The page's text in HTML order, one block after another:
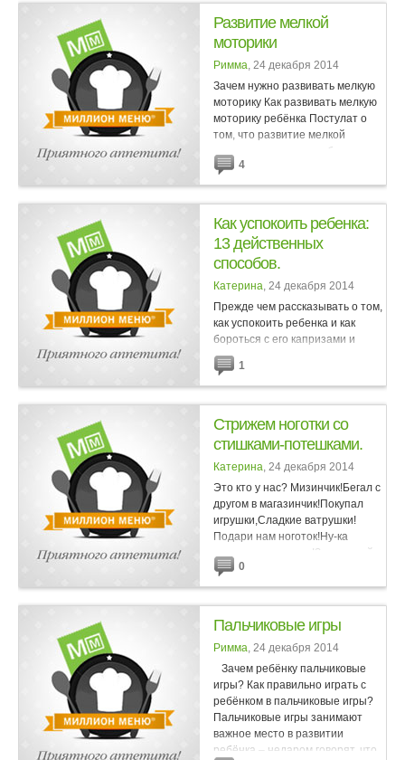
Развитие мелкой
моторики
Римма, 24 декабря 2014
Зачем нужно развивать мелкую
моторику Как развивать мелкую
моторику ребёнка Постулат о
том, что развитие мелкой
моторики важно для общего
развития ребёнка, известен
всем. Впрочем, это ещё ничего...
4
Как успокоить ребенка:
13 действенных
способов.
Катерина, 24 декабря 2014
Прежде чем рассказывать о том,
как успокоить ребенка и как
бороться с его капризами и
истериками, хочу напомнить
главное: ребенок имеет право
плакать, когда ему грустно, когда
он устал, обижен или...
1
Стрижем ноготки со
стишками-потешками.
Катерина, 24 декабря 2014
Это кто у нас? Мизинчик!Бегал с
другом в магазинчик!Покупал
игрушки,Сладкие ватрушки!
Подари нам ноготок!Ну-ка
ножницы – цок, цок!Здравствуй,
пальчик безымянный!Как
солдатик оловянныйНа посту...
0
Пальчиковые игры
Римма, 24 декабря 2014
Зачем ребёнку пальчиковые
игры? Как правильно играть с
ребёнком в пальчиковые игры?
Пальчиковые игры занимают
важное место в развитии
ребёнка – недаром говорят, что